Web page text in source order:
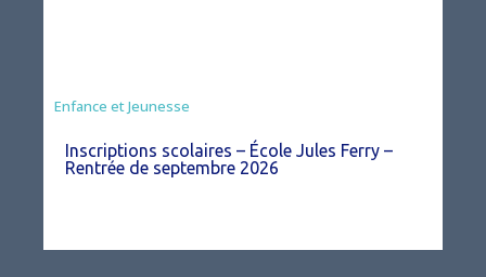
Enfance et Jeunesse
Inscriptions scolaires – École Jules Ferry –
Rentrée de septembre 2026